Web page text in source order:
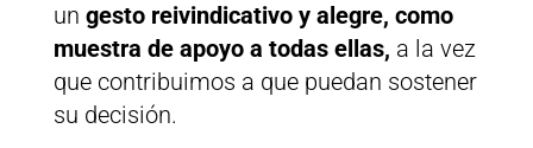
un gesto reivindicativo y alegre, como
muestra de apoyo a todas ellas, a la vez
que contribuimos a que puedan sostener
su decisión.